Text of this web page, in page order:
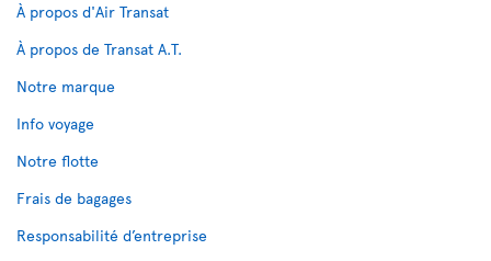
À propos d'Air Transat
À propos de Transat A.T.
Notre marque
Info voyage
Notre flotte
Frais de bagages
Responsabilité d’entreprise